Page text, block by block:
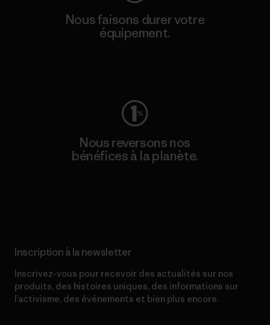
Nous faisons durer votre
équipement.
Nous reversons nos
bénéfices à la planète.
Inscription à la newsletter
Inscrivez-vous pour recevoir des actualités sur nos
produits, des histoires uniques, des informations sur
l’activisme, des événements et bien plus encore.